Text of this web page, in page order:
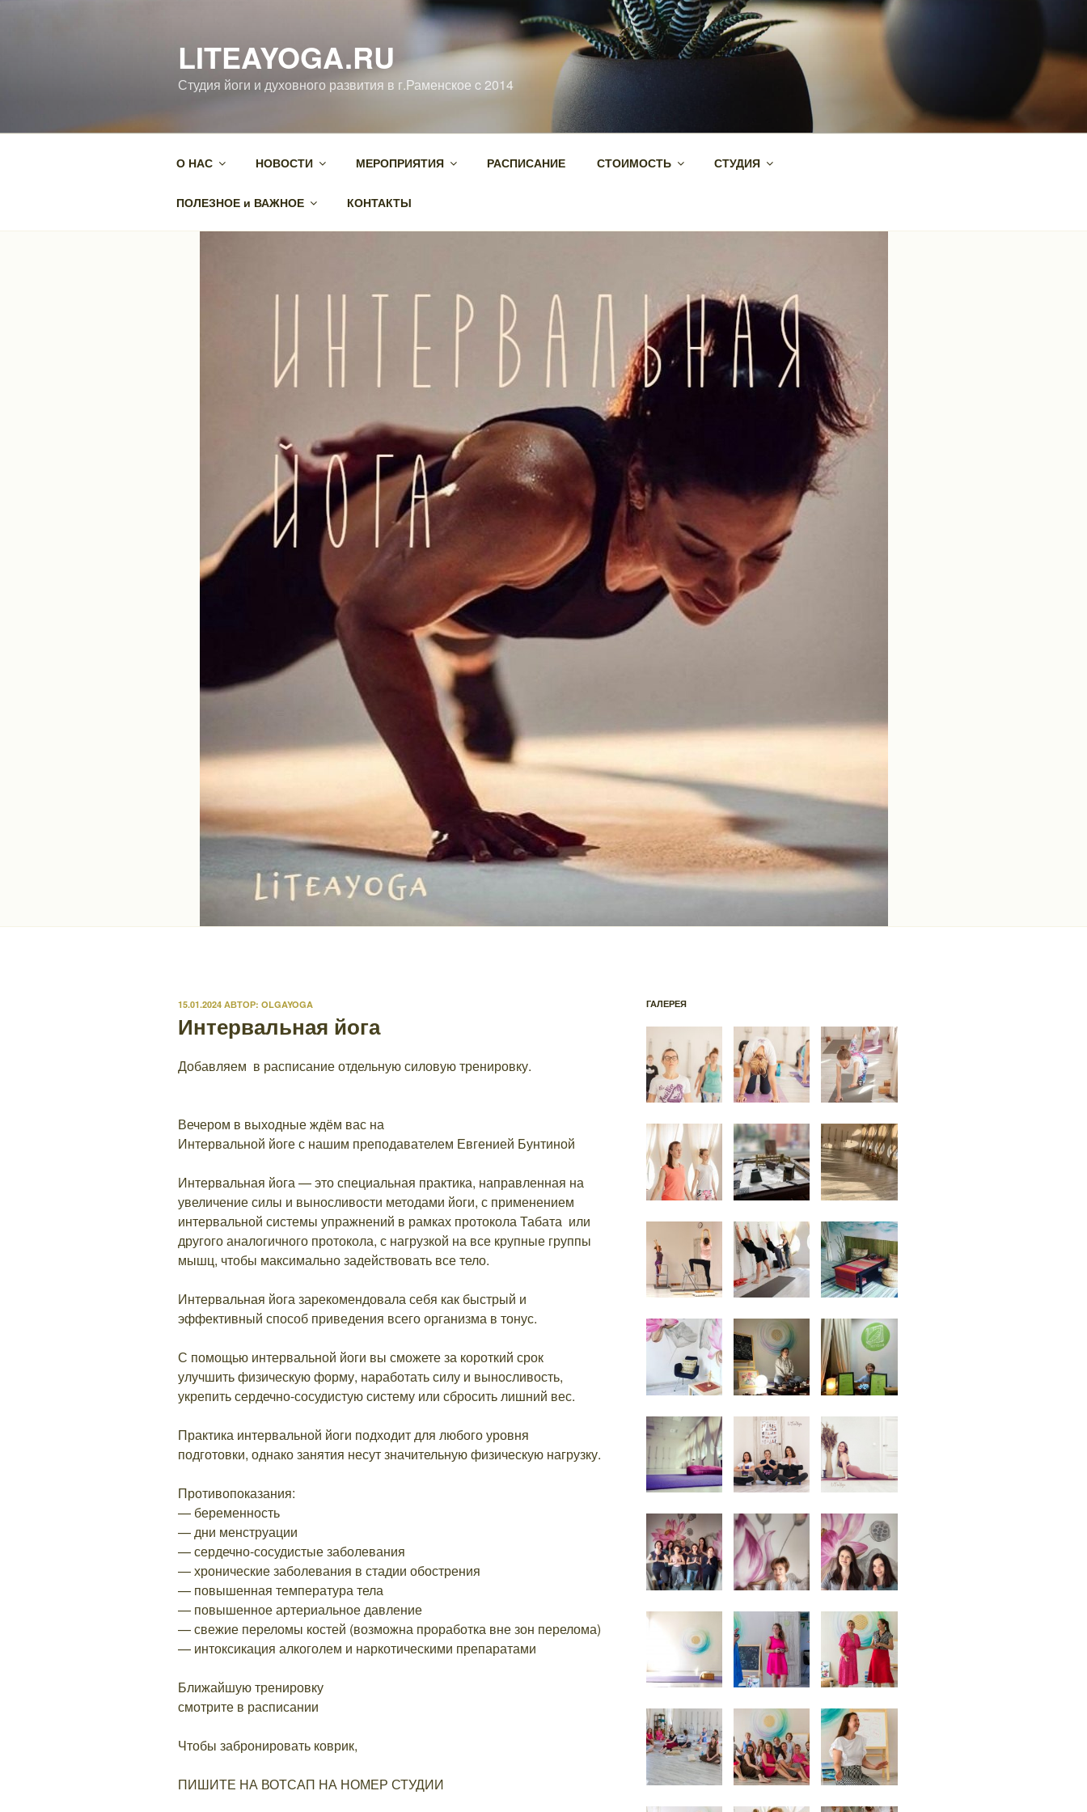
LITEAYOGA.RU
Студия йоги и духовного развития в г.Раменское c 2014
О НАС НОВОСТИ МЕРОПРИЯТИЯ РАСПИСАНИЕ СТОИМОСТЬ СТУДИЯ
ПОЛЕЗНОЕ и ВАЖНОЕ КОНТАКТЫ
ОПУБЛИКОВАНО
15.01.2024 АВТОР: OLGAYOGA
Интервальная йога
Добавляем в расписание отдельную силовую тренировку.
Вечером в выходные ждём вас на
Интервальной йоге с нашим преподавателем Евгенией Бунтиной
Интервальная йога — это специальная практика, направленная на
увеличение силы и выносливости методами йоги, с применением
интервальной системы упражнений в рамках протокола Табата или
другого аналогичного протокола, с нагрузкой на все крупные группы
мышц, чтобы максимально задействовать все тело.
Интервальная йога зарекомендовала себя как быстрый и
эффективный способ приведения всего организма в тонус.
С помощью интервальной йоги вы сможете за короткий срок
улучшить физическую форму, наработать силу и выносливость,
укрепить сердечно-сосудистую систему или сбросить лишний вес.
Практика интервальной йоги подходит для любого уровня
подготовки, однако занятия несут значительную физическую нагрузку.
Противопоказания:
— беременность
— дни менструации
— сердечно-сосудистые заболевания
— хронические заболевания в стадии обострения
— повышенная температура тела
— повышенное артериальное давление
— свежие переломы костей (возможна проработка вне зон перелома)
— интоксикация алкоголем и наркотическими препаратами
Ближайшую тренировку
смотрите в расписании
Чтобы забронировать коврик,
ПИШИТЕ НА ВОТСАП НА НОМЕР СТУДИИ
ГАЛЕРЕЯ